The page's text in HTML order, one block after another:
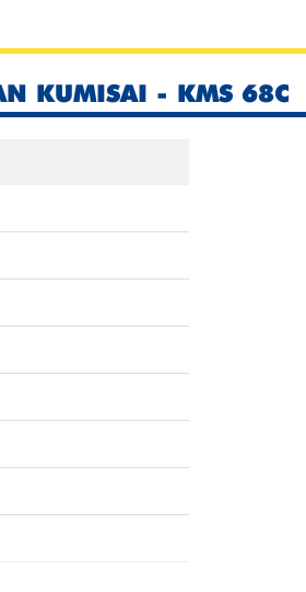
KUMISAI - KMS 68C